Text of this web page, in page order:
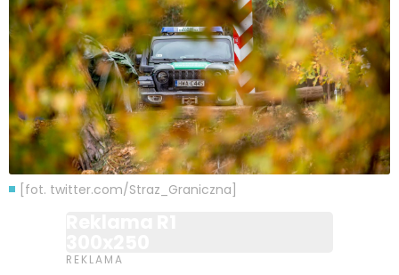
[fot. twitter.com/Straz_Graniczna]